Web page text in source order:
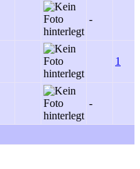
-
1
-